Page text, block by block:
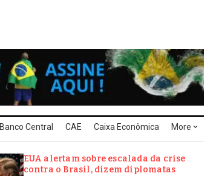
Banco Central CAE Caixa Econômica More
EUA alertam sobre escalada da crise
contra o Brasil, dizem diplomatas